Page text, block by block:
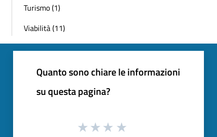
Turismo (1)
Viabilità (11)
Quanto sono chiare le informazioni
su questa pagina?